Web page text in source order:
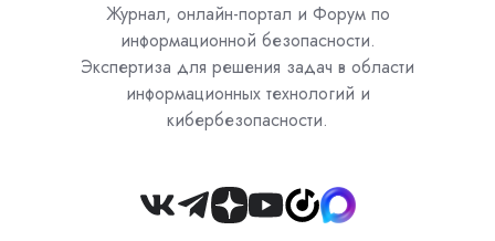
Журнал, онлайн-портал и Форум по
информационной безопасности.
Экспертиза для решения задач в области
информационных технологий и
кибербезопасности.
Join